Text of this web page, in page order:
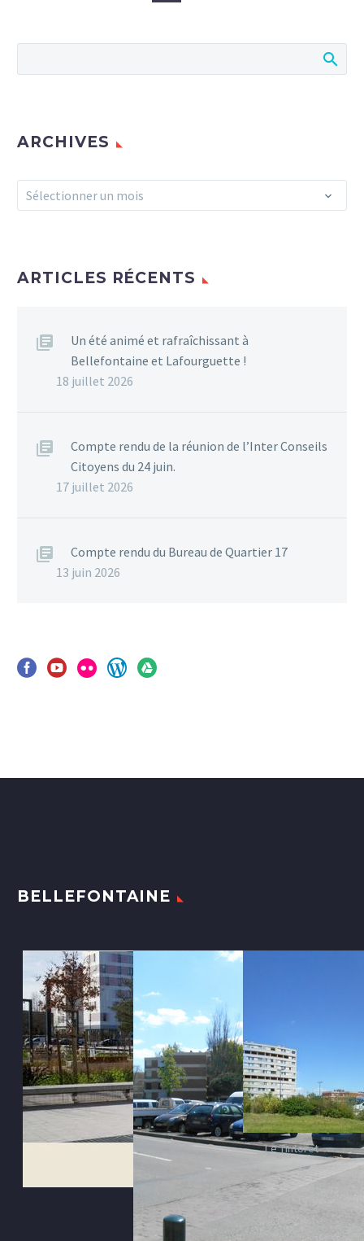
ARCHIVES
Archives
Sélectionner un mois
ARTICLES RÉCENTS
Un été animé et rafraîchissant à
Bellefontaine et Lafourguette !
18 juillet 2026
Compte rendu de la réunion de l’Inter Conseils
Citoyens du 24 juin.
17 juillet 2026
Compte rendu du Bureau de Quartier 17
13 juin 2026
BELLEFONTAINE
Le Tintoret